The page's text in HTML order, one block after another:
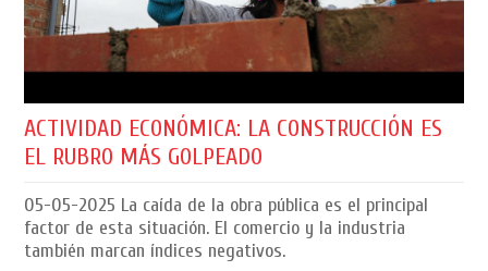
ACTIVIDAD ECONÓMICA: LA CONSTRUCCIÓN ES
EL RUBRO MÁS GOLPEADO
05-05-2025 La caída de la obra pública es el principal
factor de esta situación. El comercio y la industria
también marcan índices negativos.